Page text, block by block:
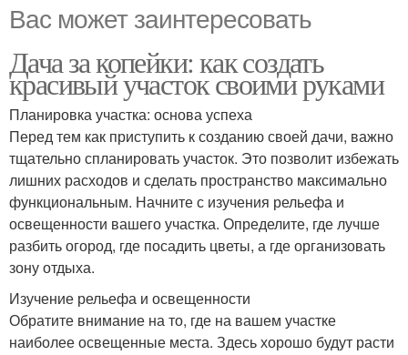
Вас может заинтересовать
Дача за копейки: как создать
красивый участок своими руками
Планировка участка: основа успеха
Перед тем как приступить к созданию своей дачи, важно
тщательно спланировать участок. Это позволит избежать
лишних расходов и сделать пространство максимально
функциональным. Начните с изучения рельефа и
освещенности вашего участка. Определите, где лучше
разбить огород, где посадить цветы, а где организовать
зону отдыха.
Изучение рельефа и освещенности
Обратите внимание на то, где на вашем участке
наиболее освещенные места. Здесь хорошо будут расти